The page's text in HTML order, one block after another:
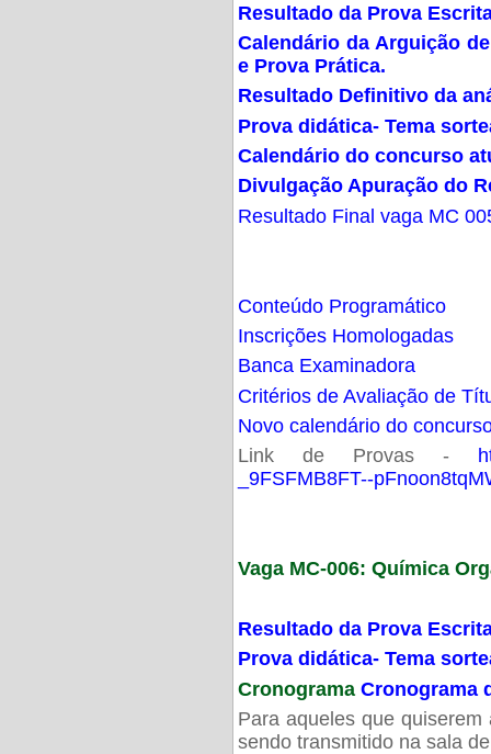
Resultado da Prova
Calendário da Arguição
e Prova Prática.
Resultado Definitivo da
Prova didática- Tema
Calendário do concurso
Divulgação Apuração do
Resultado Final vaga MC
Conteúdo Programático
Inscrições Homologadas
Banca Examinadora
Critérios de Avaliação de
Novo calendário do
Link de Provas -
_9FSFMB8FT--
Vaga MC-006: Química
Resultado da Prova
Prova didática- Tema
Cronograma Cronograma
Para aqueles que
sendo transmitido na sala